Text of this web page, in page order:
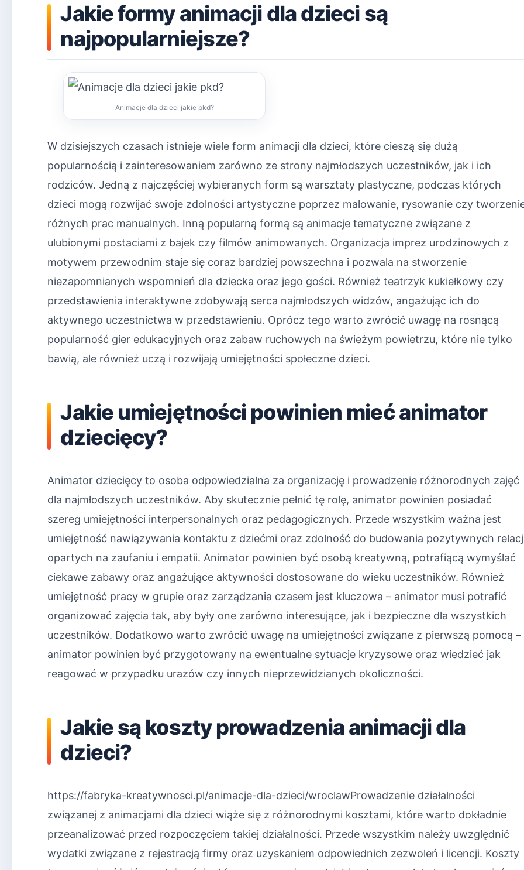
Jakie formy animacji dla dzieci są
najpopularniejsze?
Animacje dla dzieci jakie pkd?
W dzisiejszych czasach istnieje wiele form animacji dla dzieci, które cieszą się dużą
popularnością i zainteresowaniem zarówno ze strony najmłodszych uczestników, jak i ich
rodziców. Jedną z najczęściej wybieranych form są warsztaty plastyczne, podczas których
dzieci mogą rozwijać swoje zdolności artystyczne poprzez malowanie, rysowanie czy
różnych prac manualnych. Inną popularną formą są animacje tematyczne związane z
ulubionymi postaciami z bajek czy filmów animowanych. Organizacja imprez urodzinowych z
motywem przewodnim staje się coraz bardziej powszechna i pozwala na stworzenie
niezapomnianych wspomnień dla dziecka oraz jego gości. Również teatrzyk kukiełkowy czy
przedstawienia interaktywne zdobywają serca najmłodszych widzów, angażując ich do
aktywnego uczestnictwa w przedstawieniu. Oprócz tego warto zwrócić uwagę na rosnącą
popularność gier edukacyjnych oraz zabaw ruchowych na świeżym powietrzu, które nie tylko
bawią, ale również uczą i rozwijają umiejętności społeczne dzieci.
Jakie umiejętności powinien mieć animator
dziecięcy?
Animator dziecięcy to osoba odpowiedzialna za organizację i prowadzenie różnorodnych zajęć
dla najmłodszych uczestników. Aby skutecznie pełnić tę rolę, animator powinien posiadać
szereg umiejętności interpersonalnych oraz pedagogicznych. Przede wszystkim ważna jest
umiejętność nawiązywania kontaktu z dziećmi oraz zdolność do budowania pozytywnych
opartych na zaufaniu i empatii. Animator powinien być osobą kreatywną, potrafiącą wymyślać
ciekawe zabawy oraz angażujące aktywności dostosowane do wieku uczestników. Również
umiejętność pracy w grupie oraz zarządzania czasem jest kluczowa – animator musi potrafić
organizować zajęcia tak, aby były one zarówno interesujące, jak i bezpieczne dla wszystkich
uczestników. Dodatkowo warto zwrócić uwagę na umiejętności związane z pierwszą pomocą –
animator powinien być przygotowany na ewentualne sytuacje kryzysowe oraz wiedzieć jak
reagować w przypadku urazów czy innych nieprzewidzianych okoliczności.
Jakie są koszty prowadzenia animacji dla
dzieci?
https://fabryka-kreatywnosci.pl/animacje-dla-dzieci/wroclawProwadzenie działalności
związanej z animacjami dla dzieci wiąże się z różnorodnymi kosztami, które warto dokładnie
przeanalizować przed rozpoczęciem takiej działalności. Przede wszystkim należy uwzględnić
wydatki związane z rejestracją firmy oraz uzyskaniem odpowiednich zezwoleń i licencji. Koszty